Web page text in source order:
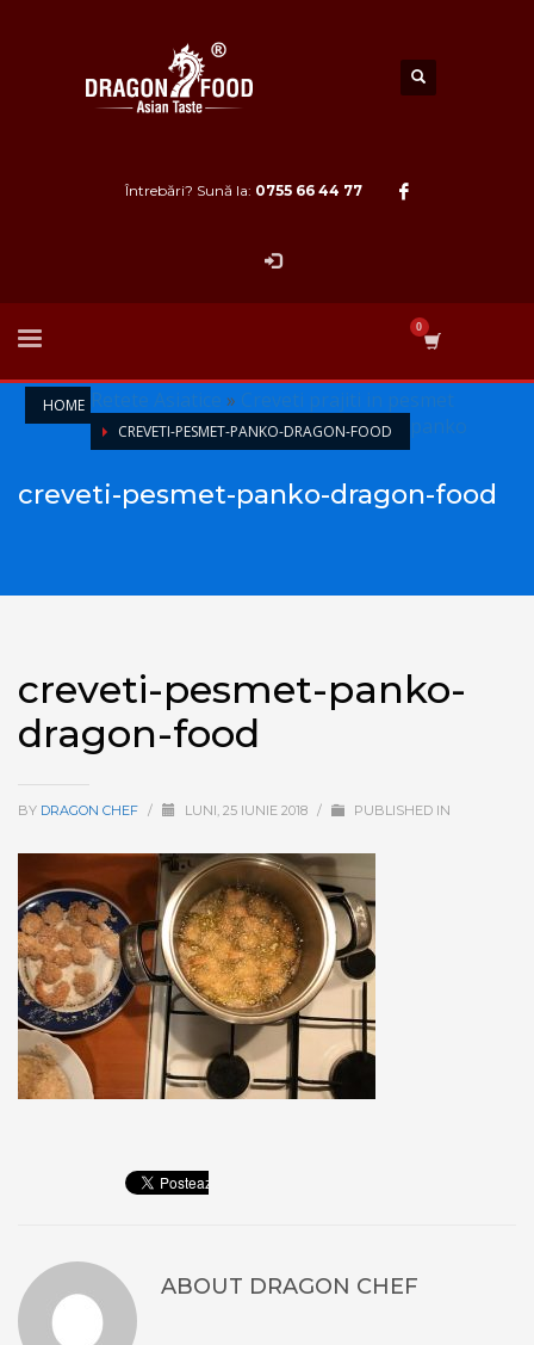
Întrebări? Sună la: 0755 66 44 77
HOME Retete Asiatice » Creveti prajiti in pesmet
panko
CREVETI-PESMET-PANKO-DRAGON-FOOD
creveti-pesmet-panko-dragon-food
creveti-pesmet-panko-
dragon-food
BY DRAGON CHEF / LUNI, 25 IUNIE 2018 / PUBLISHED IN
ABOUT DRAGON CHEF